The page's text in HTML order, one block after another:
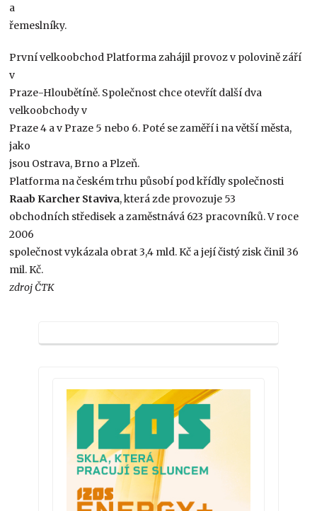
a
řemeslníky.
První velkoobchod Platforma zahájil provoz v polovině září
v
Praze-Hloubětíně. Společnost chce otevřít další dva
velkoobchody v
Praze 4 a v Praze 5 nebo 6. Poté se zaměří i na větší města,
jako
jsou Ostrava, Brno a Plzeň.
Platforma na českém trhu působí pod křídly společnosti
Raab Karcher Staviva, která zde provozuje 53
obchodních středisek a zaměstnává 623 pracovníků. V roce
2006
společnost vykázala obrat 3,4 mld. Kč a její čistý zisk činil 36
mil. Kč.
zdroj ČTK